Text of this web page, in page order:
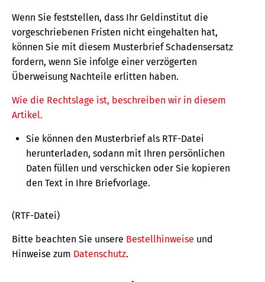
Wenn Sie feststellen, dass Ihr Geldinstitut die
vorgeschriebenen Fristen nicht eingehalten hat,
können Sie mit diesem Musterbrief Schadensersatz
fordern, wenn Sie infolge einer verzögerten
Überweisung Nachteile erlitten haben.
Wie die Rechtslage ist, beschreiben wir in diesem
Artikel.
Sie können den Musterbrief als RTF-Datei
herunterladen, sodann mit Ihren persönlichen
Daten füllen und verschicken oder Sie kopieren
den Text in Ihre Briefvorlage.
(RTF-Datei)
Bitte beachten Sie unsere Bestellhinweise und
Hinweise zum Datenschutz.